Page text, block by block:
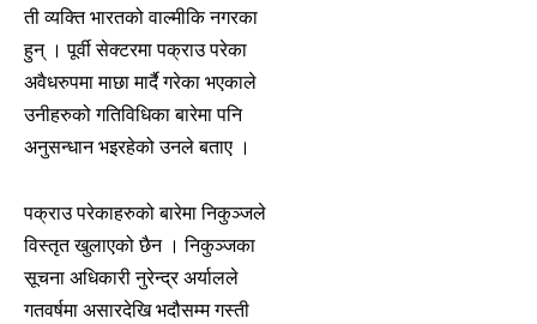
ती व्यक्ति भारतको वाल्मीकि नगरका
हुन् । पूर्वी सेक्टरमा पक्राउ परेका
अवैधरुपमा माछा मार्दै गरेका भएकाले
उनीहरुको गतिविधिका बारेमा पनि
अनुसन्धान भइरहेको उनले बताए ।
पक्राउ परेकाहरुको बारेमा निकुञ्जले
विस्तृत खुलाएको छैन । निकुञ्जका
सूचना अधिकारी नुरेन्द्र अर्यालले
गतवर्षमा असारदेखि भदौसम्म गस्ती